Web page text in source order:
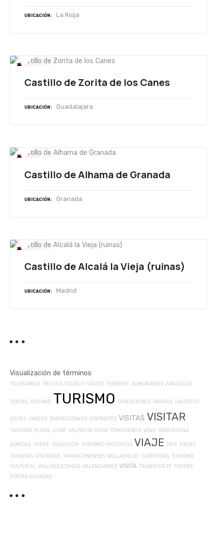
UBICACIÓN La Rioja
Castillo de Zorita de los Canes
UBICACIÓN Guadalajara
Castillo de Alhama de Granada
UBICACIÓN Granada
Castillo de Alcalá la Vieja (ruinas)
UBICACIÓN Madrid
Visualización de términos
TOLEDANOS TRUCOS TOLEDO VIAJES TENERIFE ZAMORANOS ZARAGOZA
TERUEL VERANO TURISMO TRADICIONES TARIFAS VIAJEROS
VISTAS ÚNICOS ZARAGOZANOS VISITANTES VISITAS VISITAR
TURISMO RURAL USAR VALENCIA VISTA TEMPORADA VINO TARRAGONA
ZAMORA TORRE TRADICIÓN TURISMO HISTÓRICO VIAJE TIPS TOURS
TURISTAS VISITADOS TARRACONENSES VALLADOLID TURÍSTICAS TURISMO
CULTURAL VALLISOLETANOS VALENCIANOS VISITA TRANSPORTE TORRES
VISITAS GUIADAS